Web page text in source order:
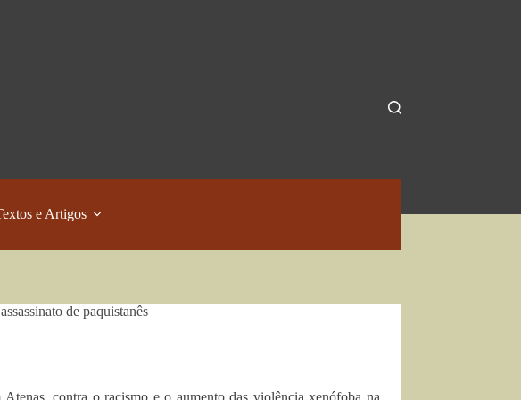
e Artigos
de paquistanês
contra o racismo e o aumento das violência xenófoba na